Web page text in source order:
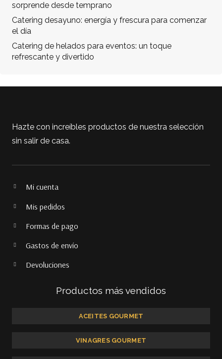
sorprende desde temprano
Catering desayuno: energía y frescura para comenzar
el día
Catering de helados para eventos: un toque
refrescante y divertido
Hazte con increíbles productos de nuestra selección
sin salir de casa.
Mi cuenta
Mis pedidos
Formas de pago
Gastos de envío
Devoluciones
Productos más vendidos
ACEITES GOURMET
VINAGRES GOURMET